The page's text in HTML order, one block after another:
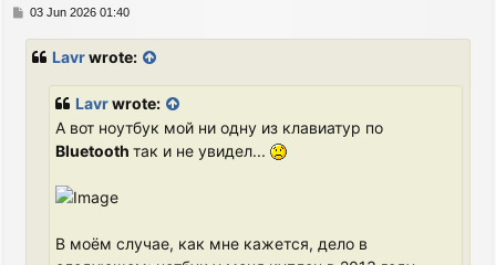
P03 Jun 2026 01:40
Lavrwrote:
Lavrwrote:
А вот ноутбук мой ни одну из клавиатур по
Bluetooth так и не увидел...
В моём случае, как мне кажется, дело в